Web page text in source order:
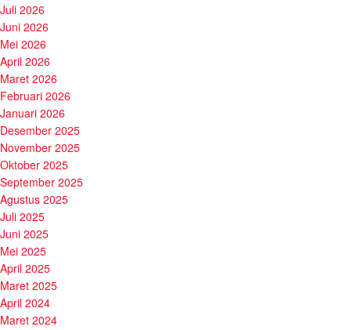
Juli 2026
Juni 2026
Mei 2026
April 2026
Maret 2026
Februari 2026
Januari 2026
Desember 2025
November 2025
Oktober 2025
September 2025
Agustus 2025
Juli 2025
Juni 2025
Mei 2025
April 2025
Maret 2025
April 2024
Maret 2024